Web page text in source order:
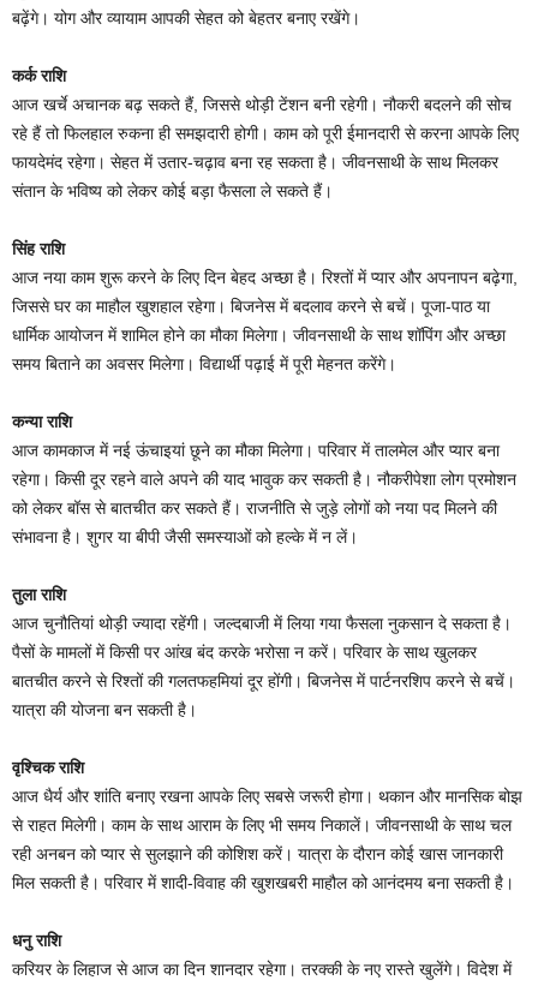
बढ़ेंगे। योग और व्यायाम आपकी सेहत को बेहतर बनाए रखेंगे।
कर्क राशि
आज खर्चे अचानक बढ़ सकते हैं, जिससे थोड़ी टेंशन बनी रहेगी। नौकरी बदलने की सोच
रहे हैं तो फिलहाल रुकना ही समझदारी होगी। काम को पूरी ईमानदारी से करना आपके लिए
फायदेमंद रहेगा। सेहत में उतार-चढ़ाव बना रह सकता है। जीवनसाथी के साथ मिलकर
संतान के भविष्य को लेकर कोई बड़ा फैसला ले सकते हैं।
सिंह राशि
आज नया काम शुरू करने के लिए दिन बेहद अच्छा है। रिश्तों में प्यार और अपनापन बढ़ेगा,
जिससे घर का माहौल खुशहाल रहेगा। बिजनेस में बदलाव करने से बचें। पूजा-पाठ या
धार्मिक आयोजन में शामिल होने का मौका मिलेगा। जीवनसाथी के साथ शॉपिंग और अच्छा
समय बिताने का अवसर मिलेगा। विद्यार्थी पढ़ाई में पूरी मेहनत करेंगे।
कन्या राशि
आज कामकाज में नई ऊंचाइयां छूने का मौका मिलेगा। परिवार में तालमेल और प्यार बना
रहेगा। किसी दूर रहने वाले अपने की याद भावुक कर सकती है। नौकरीपेशा लोग प्रमोशन
को लेकर बॉस से बातचीत कर सकते हैं। राजनीति से जुड़े लोगों को नया पद मिलने की
संभावना है। शुगर या बीपी जैसी समस्याओं को हल्के में न लें।
तुला राशि
आज चुनौतियां थोड़ी ज्यादा रहेंगी। जल्दबाजी में लिया गया फैसला नुकसान दे सकता है।
पैसों के मामलों में किसी पर आंख बंद करके भरोसा न करें। परिवार के साथ खुलकर
बातचीत करने से रिश्तों की गलतफहमियां दूर होंगी। बिजनेस में पार्टनरशिप करने से बचें।
यात्रा की योजना बन सकती है।
वृश्चिक राशि
आज धैर्य और शांति बनाए रखना आपके लिए सबसे जरूरी होगा। थकान और मानसिक बोझ
से राहत मिलेगी। काम के साथ आराम के लिए भी समय निकालें। जीवनसाथी के साथ चल
रही अनबन को प्यार से सुलझाने की कोशिश करें। यात्रा के दौरान कोई खास जानकारी
मिल सकती है। परिवार में शादी-विवाह की खुशखबरी माहौल को आनंदमय बना सकती है।
धनु राशि
करियर के लिहाज से आज का दिन शानदार रहेगा। तरक्की के नए रास्ते खुलेंगे। विदेश में